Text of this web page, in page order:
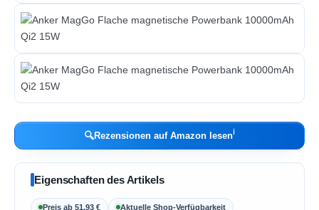
🔍Rezensionen auf Amazon lesenℹ︎
Eigenschaften des Artikels
Preis ab 51,93 € Aktuelle Shop-Verfügbarkeit